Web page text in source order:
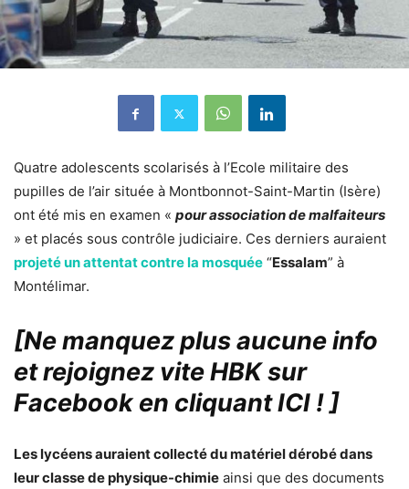
Quatre adolescents scolarisés à l’Ecole militaire des
pupilles de l’air située à Montbonnot-Saint-Martin (Isère)
ont été mis en examen « pour association de malfaiteurs
» et placés sous contrôle judiciaire. Ces derniers auraient
projeté un attentat contre la mosquée “Essalam” à
Montélimar.
[Ne manquez plus aucune info
et rejoignez vite HBK sur
Facebook en cliquant ICI !]
Les lycéens auraient collecté du matériel dérobé dans
leur classe de physique-chimie ainsi que des documents